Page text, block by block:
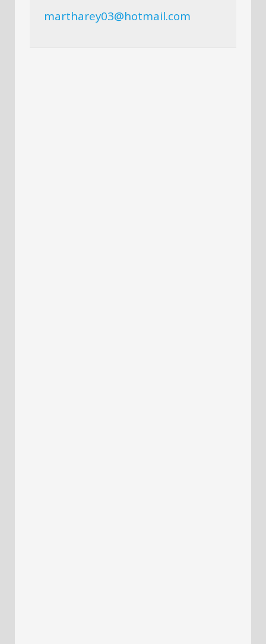
martharey03@hotmail.com